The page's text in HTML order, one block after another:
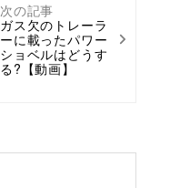
次の記事
ガス欠のトレーラ
ーに載ったパワー
ショベルはどうす
る?【動画】